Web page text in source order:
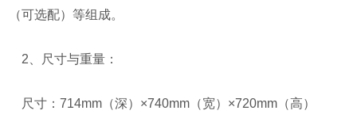
（可选配）等组成。
2、尺寸与重量：
尺寸：714mm（深）×740mm（宽）×720mm（高）